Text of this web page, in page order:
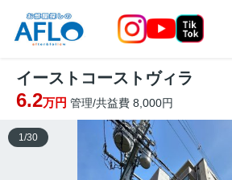
イーストコーストヴィラ
6.2万円 管理/共益費 8,000円
1 /30